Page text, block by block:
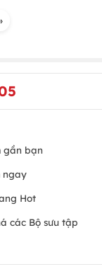
gần bạn
ngay
Hot
các Bộ sưu tập